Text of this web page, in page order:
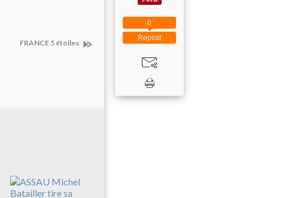
FRANCE 5 étoiles
Repost
0